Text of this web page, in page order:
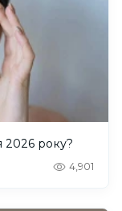
2026 року?
4,901